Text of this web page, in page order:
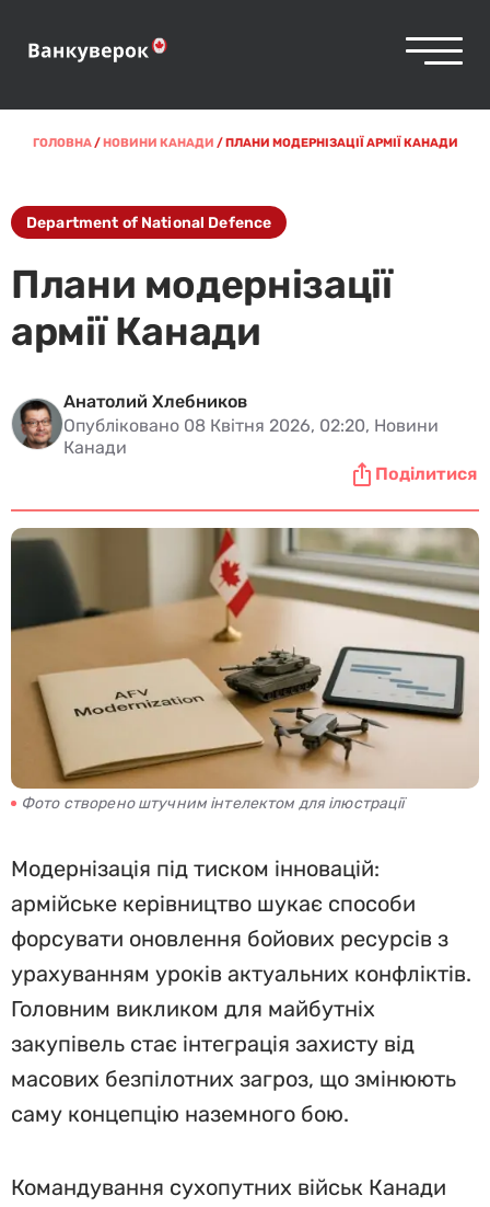
ГОЛОВНА/НОВИНИ КАНАДИ /ПЛАНИ МОДЕРНІЗАЦІЇ АРМІЇ КАНАДИ
Department of National Defence
Плани модернізації
армії Канади
Анатолий Хлебников
Опубліковано 08 Квітня 2026, 02:20, Новини
Канади
Поділитися
Фото створено штучним інтелектом для ілюстрації
Модернізація під тиском інновацій:
армійське керівництво шукає способи
форсувати оновлення бойових ресурсів з
урахуванням уроків актуальних конфліктів.
Головним викликом для майбутніх
закупівель стає інтеграція захисту від
масових безпілотних загроз, що змінюють
саму концепцію наземного бою.
Командування сухопутних військ Канади